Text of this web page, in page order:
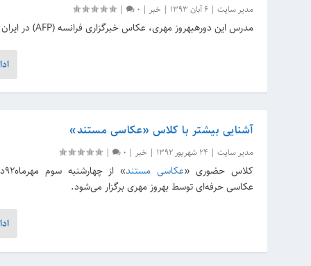
مدیر سایت |6 آبان 1393 | خبر |
0
|
مدرس این دورهبهروز مهری، عکاس خبرگزاری فرانسه (AFP) در ایران است.
آشنایی بیشتر با کلاس «عکاسی مستند»
مدیر سایت | 24 شهریور 1392 | خبر |
0
|
کلاس حضوری «عکاسی مستند
»
عکاسی حرفه‌ای توسط بهروز مهری برگزار می‌شود.